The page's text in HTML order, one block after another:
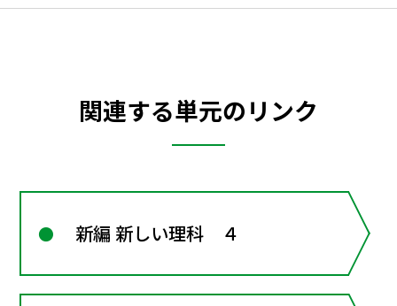
関連する単元のリンク
新編 新しい理科 ４